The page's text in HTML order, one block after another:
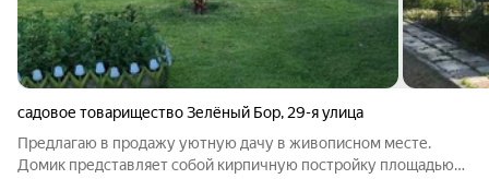
садовое товарищество Зелёный Бор, 29-я улица
Предлагаю в продажу уютную дачу в живописном месте.
Домик представляет собой кирпичную постройку площадью